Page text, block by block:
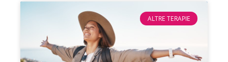
ALTRE TERAPIE